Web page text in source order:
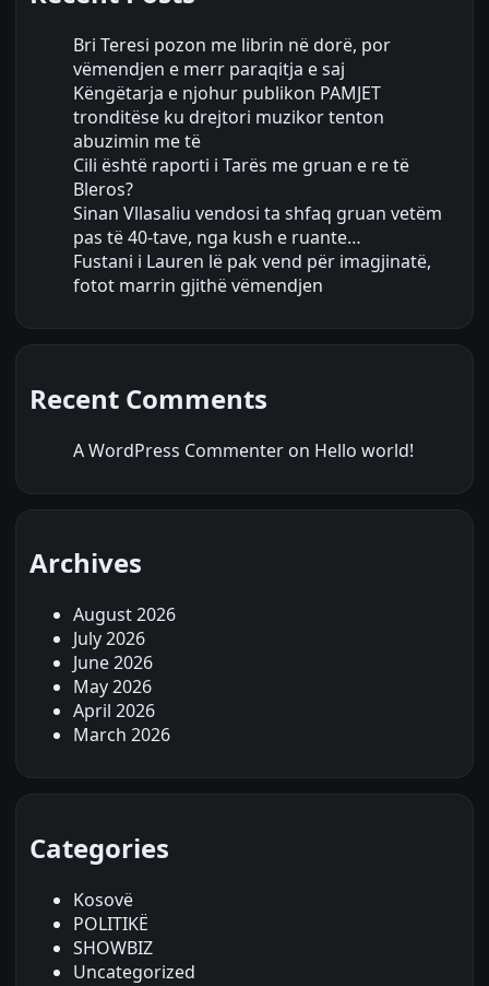
Bri Teresi pozon me librin në dorë, por
vëmendjen e merr paraqitja e saj
Këngëtarja e njohur publikon PAMJET
tronditëse ku drejtori muzikor tenton
abuzimin me të
Cili është raporti i Tarës me gruan e re të
Bleros?
Sinan Vllasaliu vendosi ta shfaq gruan vetëm
pas të 40-tave, nga kush e ruante…
Fustani i Lauren lë pak vend për imagjinatë,
fotot marrin gjithë vëmendjen
Recent Comments
A WordPress Commenter on Hello world!
Archives
August 2026
July 2026
June 2026
May 2026
April 2026
March 2026
Categories
Kosovë
POLITIKË
SHOWBIZ
Uncategorized